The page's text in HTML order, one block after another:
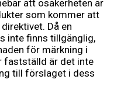
att osäkerheten är
som kommer att
Då en
inte finns tillgänglig,
för märkning i
fastställd är det inte
till förslaget i dess